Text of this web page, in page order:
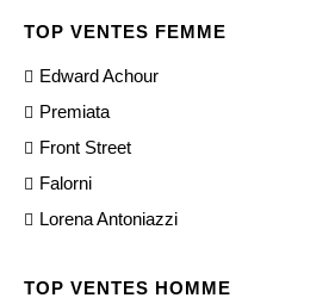
TOP VENTES FEMME
Edward Achour
Premiata
Front Street
Falorni
Lorena Antoniazzi
TOP VENTES HOMME